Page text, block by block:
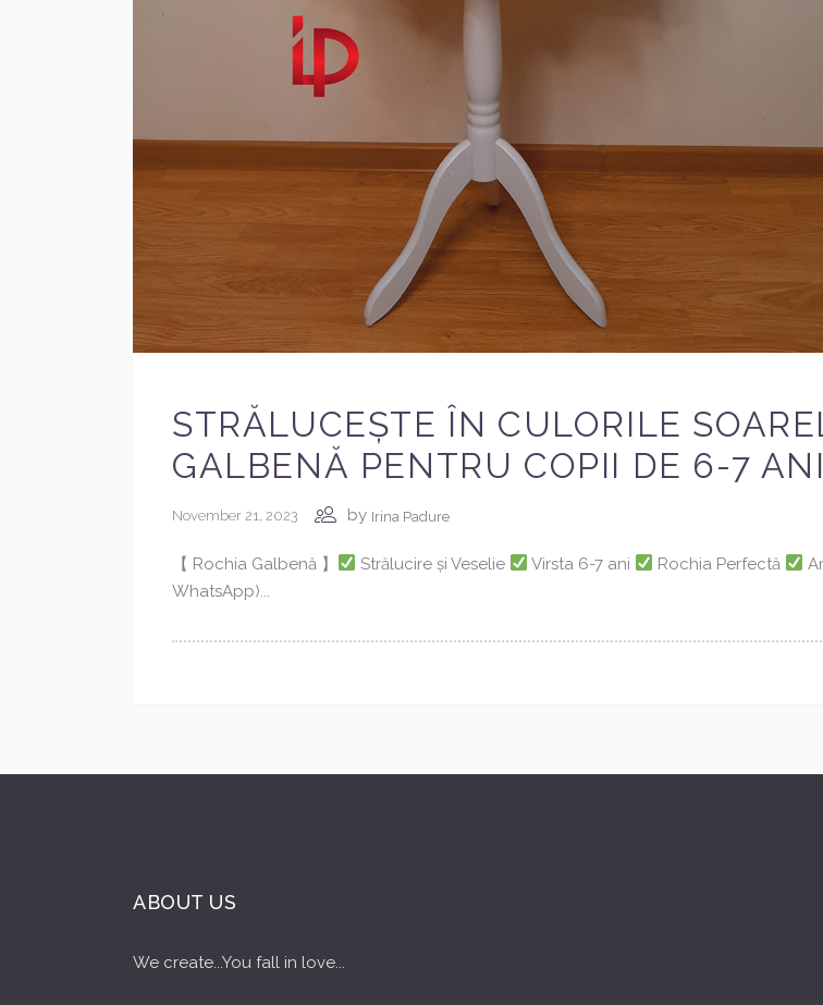
STRĂLUCEȘTE ÎN CULORILE
GALBENĂ PENTRU COPII DE 6-7 ANI
November 21, 2023 by Irina Padure
【 Rochia Galbenă 】 Strălucire și Veselie Virsta 6-7 ani Rochia Perfectă
WhatsApp)...
ABOUT US
We create...You fall in love...